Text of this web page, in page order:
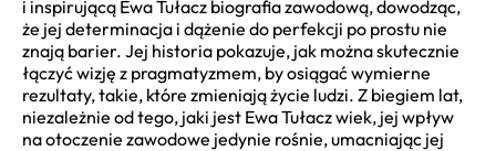
i inspirującą Ewa Tułacz biografia zawodową, dowodząc,
że jej determinacja i dążenie do perfekcji po prostu nie
znają barier. Jej historia pokazuje, jak można skutecznie
łączyć wizję z pragmatyzmem, by osiągać wymierne
rezultaty, takie, które zmieniają życie ludzi. Z biegiem lat,
niezależnie od tego, jaki jest Ewa Tułacz wiek, jej wpływ
na otoczenie zawodowe jedynie rośnie, umacniając jej